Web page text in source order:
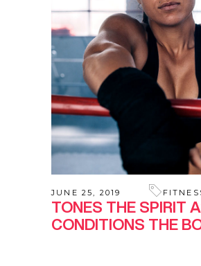
JUNE 25, 2019
TONES THE SPIRIT
CONDITIONS THE